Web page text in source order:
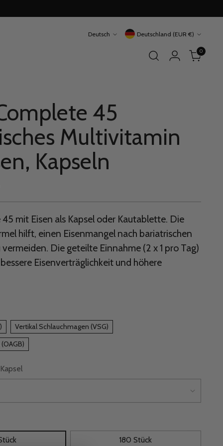
Sprache
Deutsch Währung Deutschland (EUR €)
0
45
Multivitamin
Kapseln
mit Eisen als Kapsel oder Kautablette. Die
hilft, einen Eisenmangel nach bariatrischen
Die geteilte Einnahme (2 x 1 pro Tag)
Eisenverträglichkeit und höhere
Vertikal Schlauchmagen (VSG)
Kapsel
180 Stück